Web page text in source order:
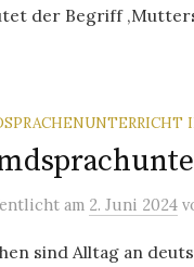
der Begriff
am 2. Juni 2024
sind Alltag an